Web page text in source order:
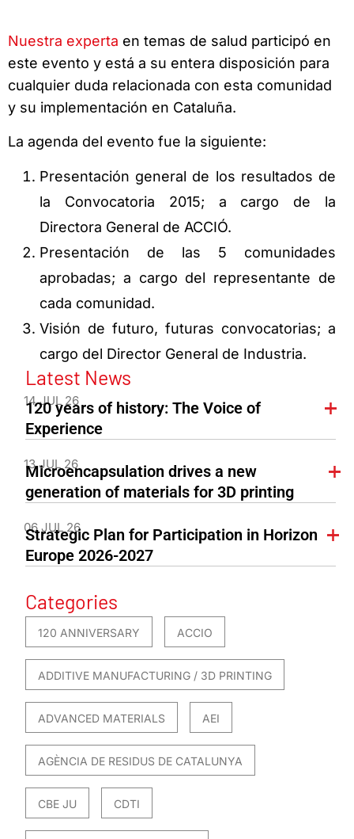
Nuestra experta en temas de salud participó en
este evento y está a su entera disposición para
cualquier duda relacionada con esta comunidad
y su implementación en Cataluña.
La agenda del evento fue la siguiente:
Presentación general de los resultados de
la Convocatoria 2015; a cargo de la
Directora General de ACCIÓ.
Presentación de las 5 comunidades
aprobadas; a cargo del representante de
cada comunidad.
Visión de futuro, futuras convocatorias; a
cargo del Director General de Industria.
Latest News
14 JUL 26
120 years of history: The Voice of
Experience
13 JUL 26
Microencapsulation drives a new
generation of materials for 3D printing
06 JUL 26
Strategic Plan for Participation in Horizon
Europe 2026-2027
Categories
120 ANNIVERSARY ACCIO
ADDITIVE MANUFACTURING / 3D PRINTING
ADVANCED MATERIALS AEI
AGÈNCIA DE RESIDUS DE CATALUNYA
CBE JU CDTI